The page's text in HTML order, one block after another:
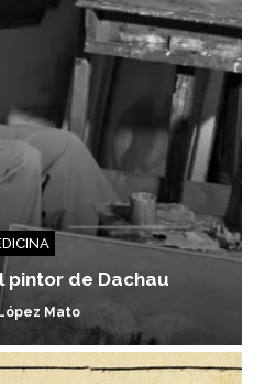
pintor de Dachau
Mato